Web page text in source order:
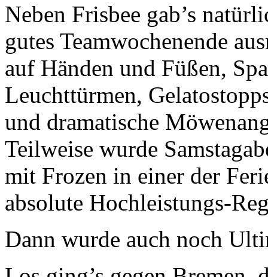
Neben Frisbee gab’s
gutes Teamwochenende
auf Händen und Füßen,
Leuchttürmen,
und dramatische
Teilweise wurde
mit Frozen in einer der
absolute Hochleistungs-
Dann wurde auch noch